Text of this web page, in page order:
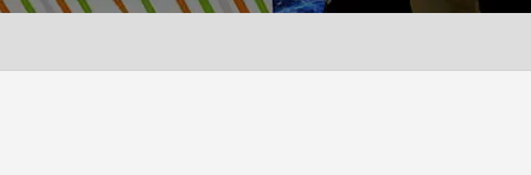
Español
English